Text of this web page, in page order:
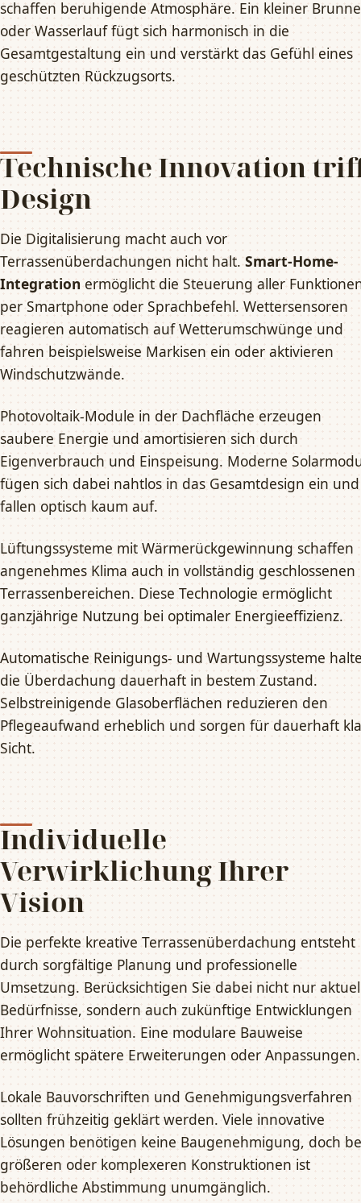
schaffen beruhigende Atmosphäre. Ein kleiner
oder Wasserlauf fügt sich harmonisch in die
Gesamtgestaltung ein und verstärkt das Gefühl eines
geschützten Rückzugsorts.
Technische Innovation
Design
Die Digitalisierung macht auch vor
Terrassenüberdachungen nicht halt. Smart-Home-
Integration ermöglicht die Steuerung aller
per Smartphone oder Sprachbefehl. Wettersensoren
reagieren automatisch auf Wetterumschwünge und
fahren beispielsweise Markisen ein oder aktivieren
Windschutzwände.
Photovoltaik-Module in der Dachfläche erzeugen
saubere Energie und amortisieren sich durch
Eigenverbrauch und Einspeisung. Moderne
fügen sich dabei nahtlos in das Gesamtdesign ein und
fallen optisch kaum auf.
Lüftungssysteme mit Wärmerückgewinnung schaffen
angenehmes Klima auch in vollständig geschlossenen
Terrassenbereichen. Diese Technologie ermöglicht
ganzjährige Nutzung bei optimaler Energieeffizienz.
Automatische Reinigungs- und Wartungssysteme
die Überdachung dauerhaft in bestem Zustand.
Selbstreinigende Glasoberflächen reduzieren den
Pflegeaufwand erheblich und sorgen für dauerhaft
Sicht.
Individuelle
Verwirklichung Ihrer
Vision
Die perfekte kreative Terrassenüberdachung entsteht
durch sorgfältige Planung und professionelle
Umsetzung. Berücksichtigen Sie dabei nicht nur
Bedürfnisse, sondern auch zukünftige Entwicklungen
Ihrer Wohnsituation. Eine modulare Bauweise
ermöglicht spätere Erweiterungen oder Anpassungen.
Lokale Bauvorschriften und Genehmigungsverfahren
sollten frühzeitig geklärt werden. Viele innovative
Lösungen benötigen keine Baugenehmigung, doch
größeren oder komplexeren Konstruktionen ist
behördliche Abstimmung unumgänglich.